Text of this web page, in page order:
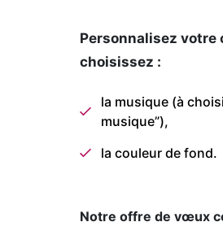
Personnalisez votre
choisissez :
la musique (à
musique”),
la couleur de fond.
Notre offre de vœux